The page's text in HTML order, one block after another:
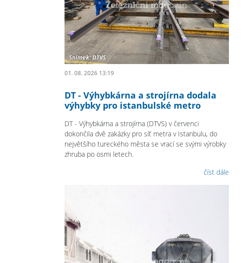
01. 08. 2026 13:19
DT - Výhybkárna a strojírna dodala
výhybky pro istanbulské metro
DT - Výhybkárna a strojírna (DTVS) v červenci
dokončila dvě zakázky pro síť metra v Istanbulu, do
největšího tureckého města se vrací se svými výrobky
zhruba po osmi letech.
číst dále